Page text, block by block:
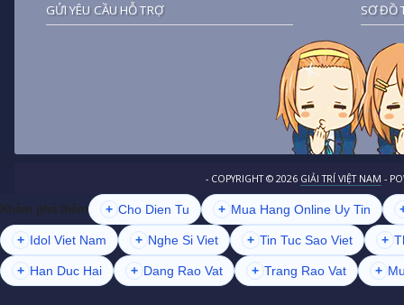
GỬI YÊU CẦU HỖ TRỢ
SƠ ĐỒ
- COPYRIGHT © 2026 GIẢI TRÍ VIỆT NAM -
Khám phá thêm + Cho Dien Tu + Mua Hang Online Uy Tin
+ Idol Viet Nam + Nghe Si Viet + Tin Tuc Sao Viet +
+ Han Duc Hai + Dang Rao Vat + Trang Rao Vat +